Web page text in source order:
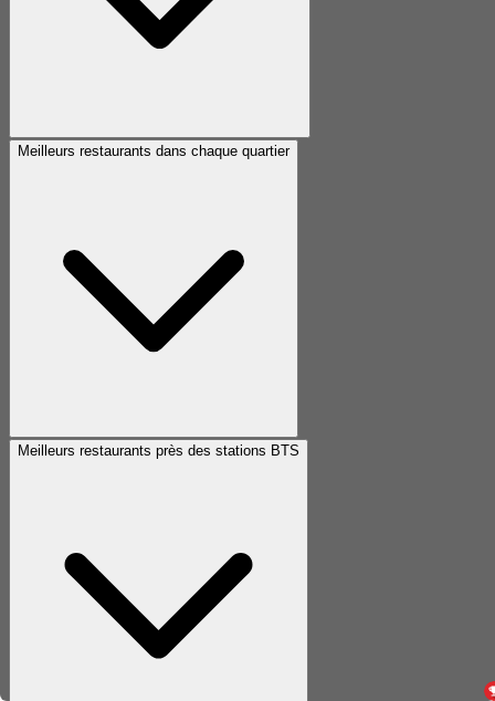
Meilleurs restaurants dans chaque quartier
Meilleurs restaurants près des stations BTS